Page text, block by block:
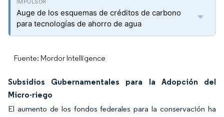
Auge de los esquemas de créditos de carbono
para tecnologías de ahorro de agua
Fuente: Mordor Intelligence
Subsidios Gubernamentales para la Adopción del
Micro-riego
El aumento de los fondos federales para la conservación ha